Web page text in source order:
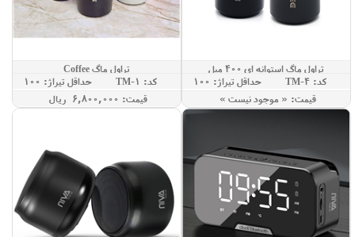
تراول ماگ استوانه ای 400 میل
کد: TM-4
حداقل تيراژ: 100
قيمت: « موجود نيست »
تراول ماگ Coffee
کد: TM-1
حداقل تيراژ: 100
قيمت: 6,800,000 ريال